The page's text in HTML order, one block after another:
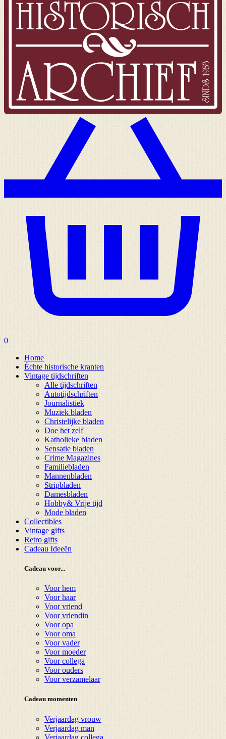
0
Home
Échte historische kranten
Vintage tijdschriften
Alle tijdschriften
Autotijdschriften
Journalistiek
Muziek bladen
Christelijke bladen
Doe het zelf
Katholieke bladen
Sensatie bladen
Crime Magazines
Familiebladen
Mannenbladen
Stripbladen
Damesbladen
Hobby& Vrije tijd
Mode bladen
Collectibles
Vintage gifts
Retro gifts
Cadeau Ideeën
Cadeau voor...
Voor hem
Voor haar
Voor vriend
Voor vriendin
Voor opa
Voor oma
Voor vader
Voor moeder
Voor collega
Voor ouders
Voor verzamelaar
Cadeau momenten
Verjaardag vrouw
Verjaardag man
Verjaardag collega